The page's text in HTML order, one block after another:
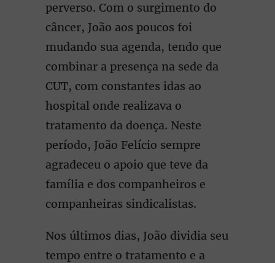
perverso. Com o surgimento do
câncer, João aos poucos foi
mudando sua agenda, tendo que
combinar a presença na sede da
CUT, com constantes idas ao
hospital onde realizava o
tratamento da doença. Neste
período, João Felício sempre
agradeceu o apoio que teve da
família e dos companheiros e
companheiras sindicalistas.
Nos últimos dias, João dividia seu
tempo entre o tratamento e a